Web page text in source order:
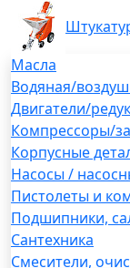
Масла
Водяная/
Двигатели/
Компрессоры/
Корпусные
Насосы /
Пистолеты и
Подшипники,
Сантехника
Смесители,